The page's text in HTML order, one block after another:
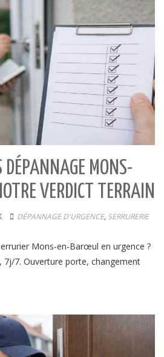
DÉPANNAGE MONS-
VERDICT TERRAIN
DÉPANNAGE D'URGENCE, SERRURERIE
Mons-en-Barœul en urgence ?
7j/7. Ouverture porte, changement